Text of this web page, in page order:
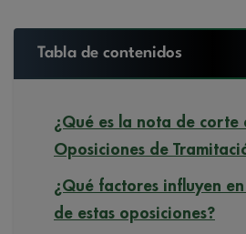
Tabla de contenidos
¿Qué es la nota de corte
Oposiciones de
¿Qué factores influyen
de estas oposiciones?